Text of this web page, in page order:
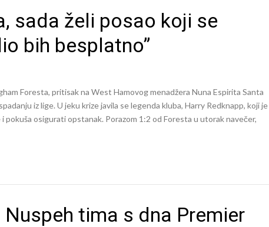
sada želi posao koji se
bih besplatno”
Foresta, pritisak na West Hamovog menadžera Nuna Espirita Santa
iz lige. U jeku krize javila se legenda kluba, Harry Redknapp, koji je
osigurati opstanak. Porazom 1:2 od Foresta u utorak navečer,
tima s dna Premier